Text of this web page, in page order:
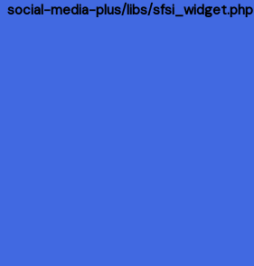
social-media-plus/libs/sfsi_widget.php